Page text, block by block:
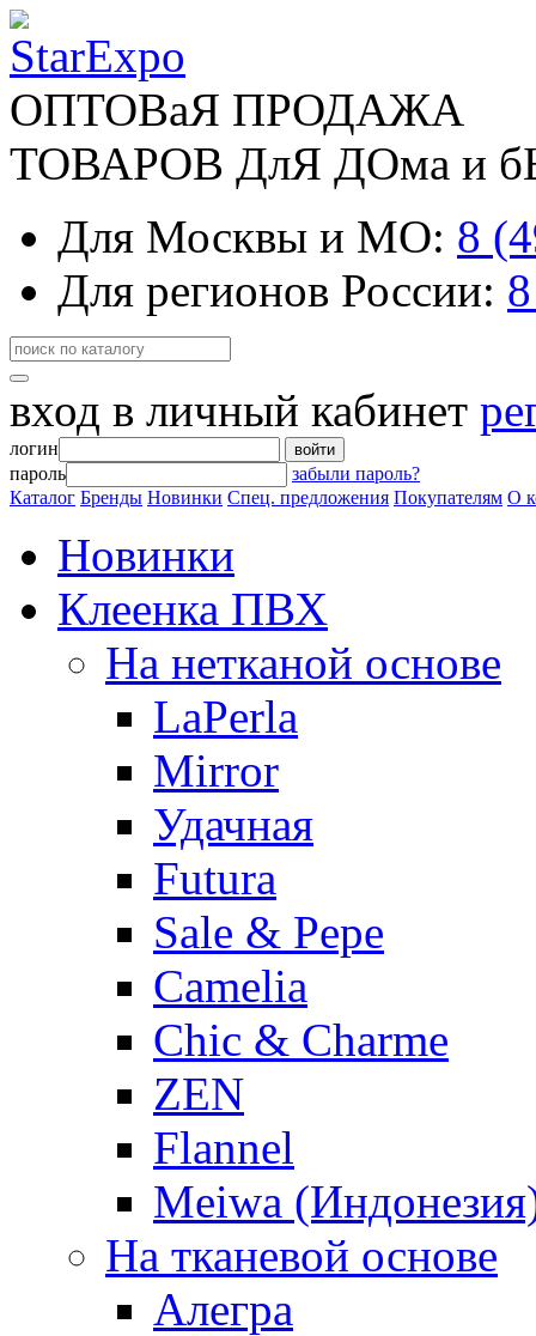
ОПТОВаЯ ПРОДАЖА
ТОВАРОВ ДлЯ ДОма и
Для Москвы и МО: 8
Для регионов России:
вход в личный кабинет
логин войти
пароль
забыли пароль?
Каталог Бренды Новинки Спец. предложения Покупателям О
Новинки
Клеенка ПВХ
На нетканой основе
LaPerla
Mirror
Удачная
Futura
Sale & Pepe
Camelia
Chic & Charme
ZEN
Flannel
Meiwa
На тканевой основе
Алегра